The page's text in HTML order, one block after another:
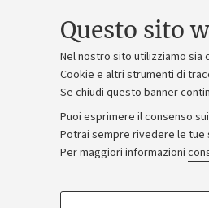
Questo sito
Nel nostro sito utilizziamo
Cookie e altri strumenti di
Se chiudi questo banner
Puoi esprimere il consenso
Potrai sempre rivedere le
Per maggiori informazioni
COOKIE DI
Contatti e PEC
Uffici dell'amministrazione
Lavora con noi
Alumni community